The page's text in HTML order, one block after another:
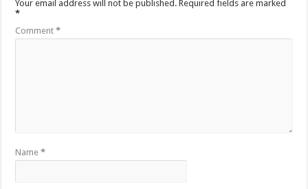
Your email address will not be published. Required fields are marked
*
Comment*
Name*